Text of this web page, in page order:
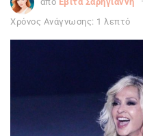
Χρόνος Ανάγνωσης: 1 λεπτό